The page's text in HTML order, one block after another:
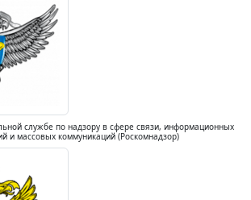
службе по надзору в сфере связи, информационных
и массовых коммуникаций (Роскомнадзор)